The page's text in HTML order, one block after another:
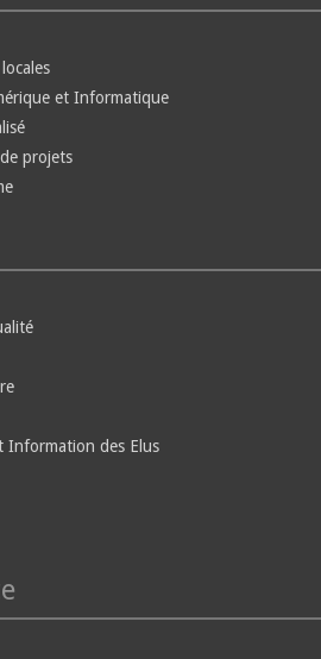
et Informatique
projets
Information des Elus